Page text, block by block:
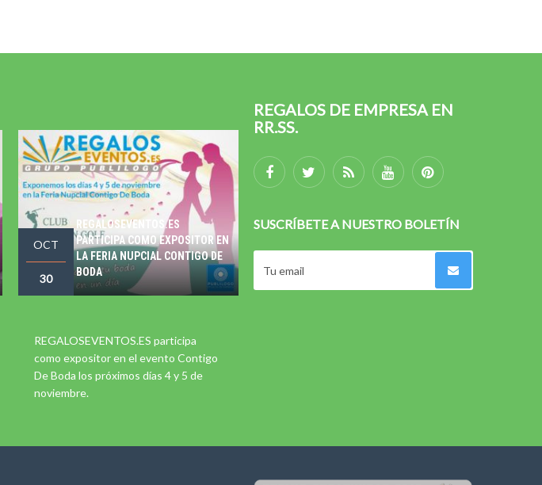
OCT
30
REGALOSEVENTOS.ES
PARTICIPA COMO EXPOSITOR EN
LA FERIA NUPCIAL CONTIGO DE
BODA
REGALOSEVENTOS.ES participa
como expositor en el evento Contigo
De Boda los próximos días 4 y 5 de
noviembre.
REGALOS DE EMPRESA EN
RR.SS.
SUSCRÍBETE A NUESTRO BOLETÍN